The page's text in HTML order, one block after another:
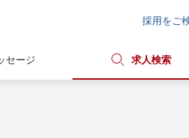
採用をご
セージ 求人検索